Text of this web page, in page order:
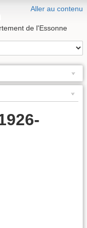
Aller au contenu
de l'Essonne